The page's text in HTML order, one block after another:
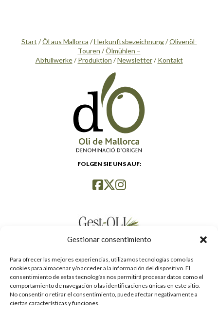
Gestionar consentimiento
Para ofrecer las mejores experiencias, utilizamos tecnologías como las
cookies para almacenar y/o acceder a la información del dispositivo. El
consentimiento de estas tecnologías nos permitirá procesar datos como el
comportamiento de navegación o las identificaciones únicas en este sitio.
No consentir o retirar el consentimiento, puede afectar negativamente a
ciertas características y funciones.
Start /Öl aus Mallorca /Herkunftsbezeichnung/Olivenöl-
Touren /Ölmühlen –
Abfüllwerke/ Produktion /Newsletter/ Kontakt
FOLGEN SIE UNS AUF: